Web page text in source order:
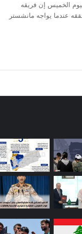
الخميس إن فريقه
عندما يواجه مانشستر